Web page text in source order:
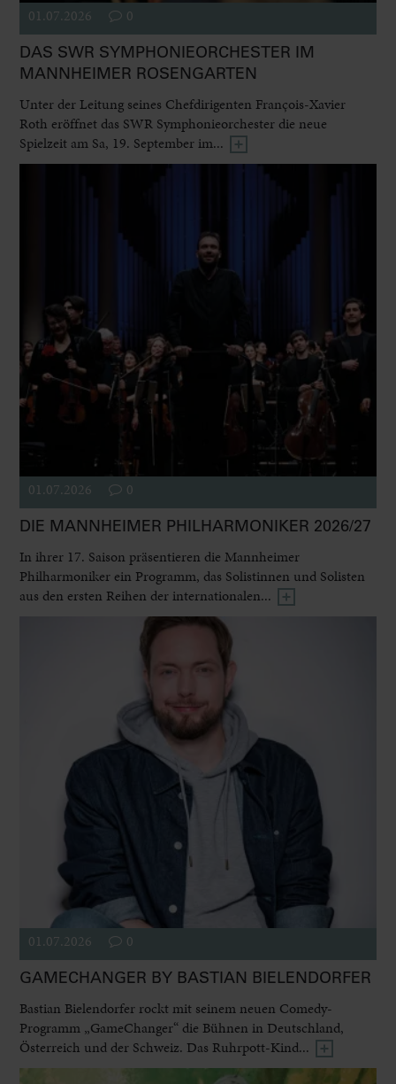
01.07.2026 0
DAS SWR SYMPHONIEORCHESTER IM
MANNHEIMER ROSENGARTEN
Unter der Leitung seines Chefdirigenten François-Xavier
Roth eröffnet das SWR Symphonieorchester die neue
Spielzeit am Sa, 19. September im...
01.07.2026 0
DIE MANNHEIMER PHILHARMONIKER 2026/27
In ihrer 17. Saison präsentieren die Mannheimer
Philharmoniker ein Programm, das Solistinnen und Solisten
aus den ersten Reihen der internationalen...
01.07.2026 0
GAMECHANGER BY BASTIAN BIELENDORFER
Bastian Bielendorfer rockt mit seinem neuen Comedy-
Programm „GameChanger“ die Bühnen in Deutschland,
Österreich und der Schweiz. Das Ruhrpott-Kind...